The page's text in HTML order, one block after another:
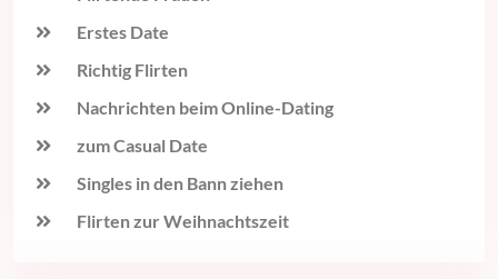
Erstes Date
Richtig Flirten
Nachrichten beim Online-Dating
zum Casual Date
Singles in den Bann ziehen
Flirten zur Weihnachtszeit